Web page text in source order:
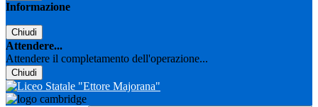
Informazione
Chiudi
Attendere...
Attendere il completamento dell'operazione...
Chiudi